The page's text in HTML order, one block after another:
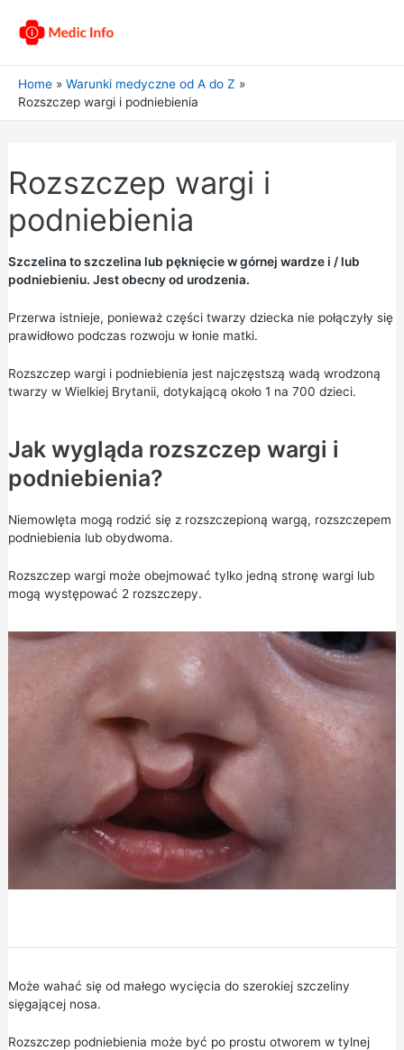
Home
Warunki medyczne od A do Z
Rozszczep wargi i podniebienia
Rozszczep wargi i
podniebienia
Szczelina to szczelina lub pęknięcie w górnej wardze i / lub
podniebieniu. Jest obecny od urodzenia.
Przerwa istnieje, ponieważ części twarzy dziecka nie połączyły się
prawidłowo podczas rozwoju w łonie matki.
Rozszczep wargi i podniebienia jest najczęstszą wadą wrodzoną
twarzy w Wielkiej Brytanii, dotykającą około 1 na 700 dzieci.
Jak wygląda rozszczep wargi i
podniebienia?
Niemowlęta mogą rodzić się z rozszczepioną wargą, rozszczepem
podniebienia lub obydwoma.
Rozszczep wargi może obejmować tylko jedną stronę wargi lub
mogą występować 2 rozszczepy.
Może wahać się od małego wycięcia do szerokiej szczeliny
sięgającej nosa.
Rozszczep podniebienia może być po prostu otworem w tylnej